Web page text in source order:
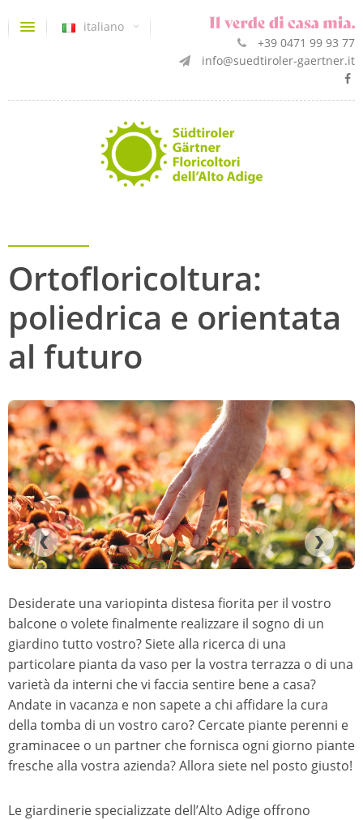
italiano
+39 0471 99 93 77
info@suedtiroler-gaertner.it
Ortofloricoltura:
poliedrica e orientata
al futuro
Desiderate una variopinta distesa fiorita per il vostro
balcone o volete finalmente realizzare il sogno di un
giardino tutto vostro? Siete alla ricerca di una
particolare pianta da vaso per la vostra terrazza o di una
varietà da interni che vi faccia sentire bene a casa?
Andate in vacanza e non sapete a chi affidare la cura
della tomba di un vostro caro? Cercate piante perenni e
graminacee o un partner che fornisca ogni giorno piante
fresche alla vostra azienda? Allora siete nel posto giusto!
Le giardinerie specializzate dell’Alto Adige offrono